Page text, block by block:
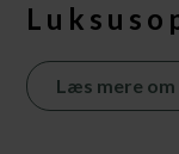
Læs mere